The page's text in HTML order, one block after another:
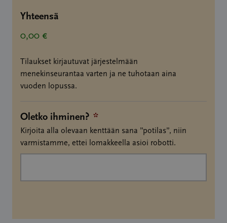
Yhteensä
0,00 €
Tilaukset kirjautuvat järjestelmään
menekinseurantaa varten ja ne tuhotaan aina
vuoden lopussa.
Oletko ihminen? *
Kirjoita alla olevaan kenttään sana ”potilas”, niin
varmistamme, ettei lomakkeella asioi robotti.